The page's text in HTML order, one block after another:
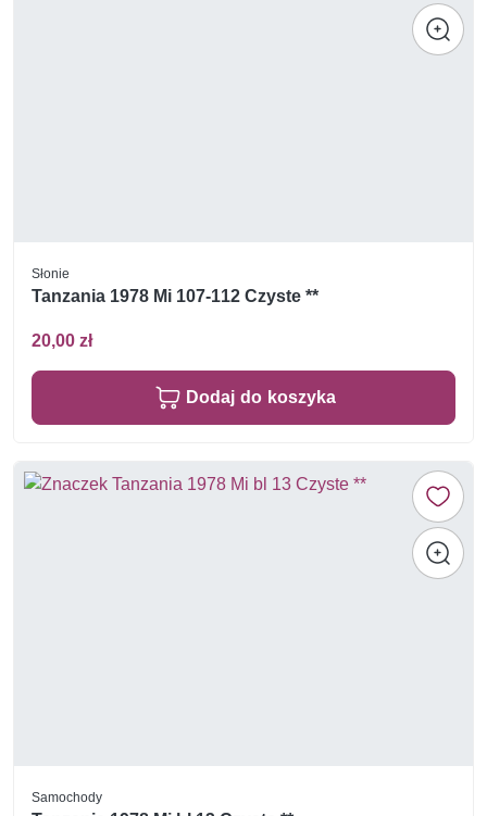
Słonie
Tanzania 1978 Mi 107-112 Czyste **
20,00 zł
Dodaj do koszyka
Samochody